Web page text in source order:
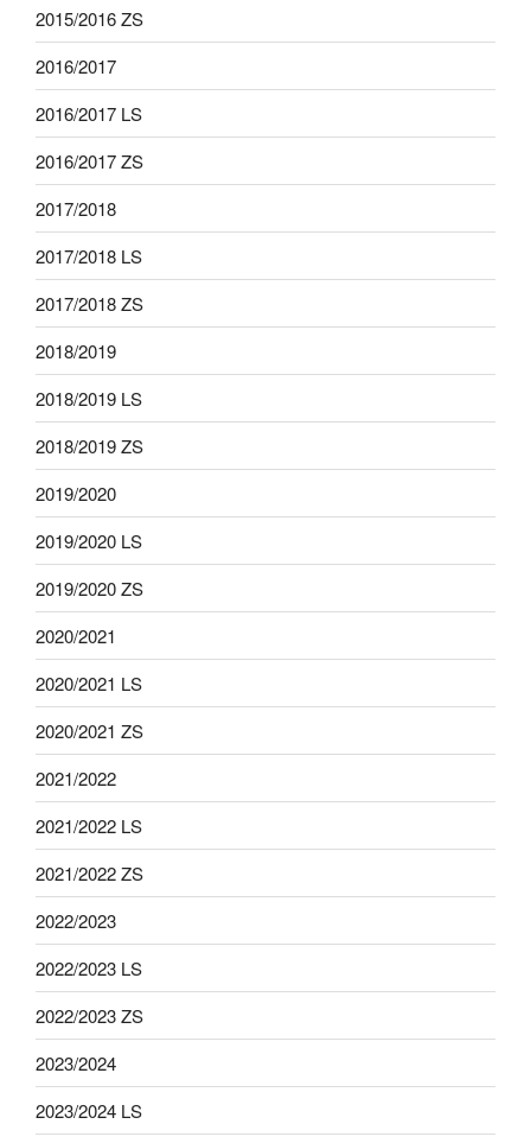
2015/2016 ZS
2016/2017
2016/2017 LS
2016/2017 ZS
2017/2018
2017/2018 LS
2017/2018 ZS
2018/2019
2018/2019 LS
2018/2019 ZS
2019/2020
2019/2020 LS
2019/2020 ZS
2020/2021
2020/2021 LS
2020/2021 ZS
2021/2022
2021/2022 LS
2021/2022 ZS
2022/2023
2022/2023 LS
2022/2023 ZS
2023/2024
2023/2024 LS